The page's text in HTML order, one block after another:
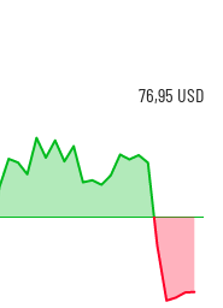
76,95 USD